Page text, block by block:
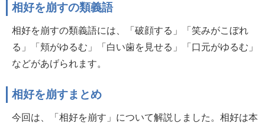
相好を崩すの類義語
相好を崩すの類義語には、「破顔する」「笑みがこぼれ
る」「頬がゆるむ」「白い歯を見せる」「口元がゆるむ」
などがあげられます。
相好を崩すまとめ
今回は、「相好を崩す」について解説しました。相好は本